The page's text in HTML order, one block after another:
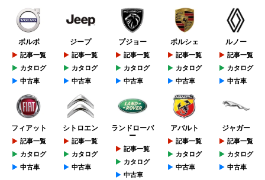
ボルボ
記事一覧
カタログ
中古車
ジープ
記事一覧
カタログ
中古車
プジョー
記事一覧
カタログ
中古車
ポルシェ
記事一覧
カタログ
中古車
ルノー
記事一覧
カタログ
中古車
フィアット
記事一覧
カタログ
中古車
シトロエン
記事一覧
カタログ
中古車
ランドローバ
ー
記事一覧
カタログ
中古車
アバルト
記事一覧
カタログ
中古車
ジャガー
記事一覧
カタログ
中古車